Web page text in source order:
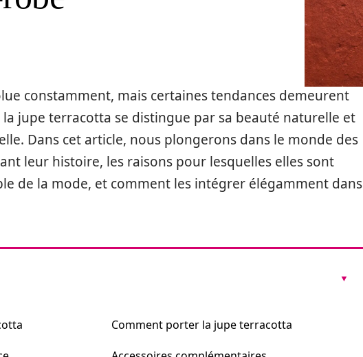
constamment, mais certaines tendances demeurent
jupe terracotta se distingue par sa beauté naturelle et
Dans cet article, nous plongerons dans le monde des
leur histoire, les raisons pour lesquelles elles sont
de la mode, et comment les intégrer élégamment dans
Comment porter la jupe terracotta